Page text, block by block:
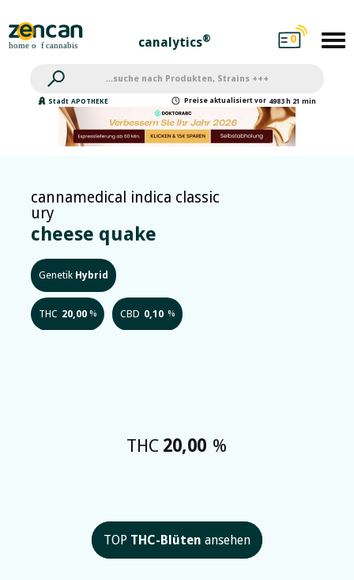
canalytics® 0
Stadt APOTHEKE Preise aktualisiert vor 4983 h 21 min
cannamedical indica classic
ury
cheese quake
Genetik Hybrid
THC 20,00 % CBD 0,10 %
THC 20,00 %
TOP THC-Blüten ansehen